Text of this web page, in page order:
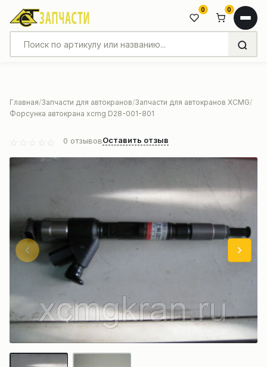
0 0
Главная Запчасти для автокранов Запчасти для автокранов XCMG
Форсунка автокрана xcmg D28-001-801
0 отзывовОставить отзыв